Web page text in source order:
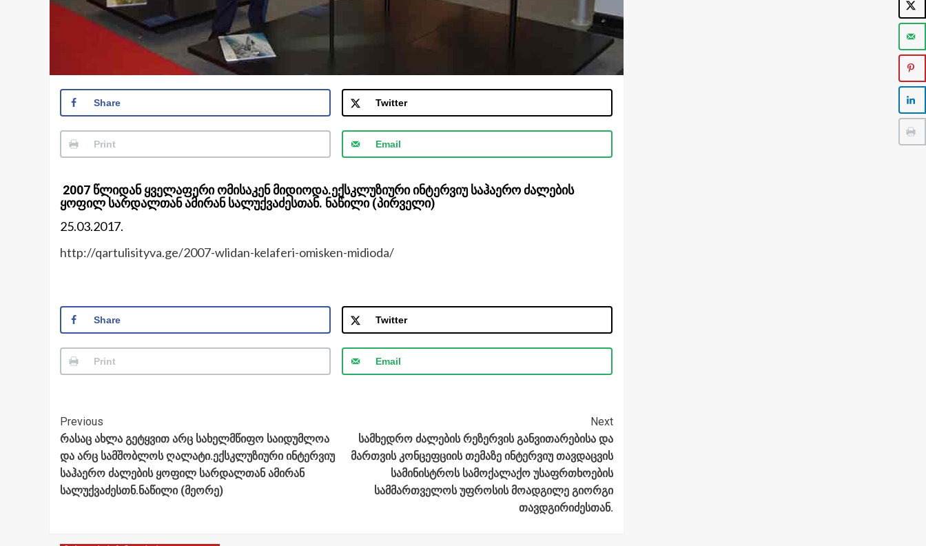
Share Twitter
Print Email
2007 წლიდან ყველაფერი ომისაკენ მიდიოდა.ექსკლუზიური ინტერვიუ საჰაერო ძალების
ყოფილ სარდალთან ამირან სალუქვაძესთან. ნაწილი (პირველი)
25.03.2017.
http://qartulisityva.ge/2007-wlidan-kelaferi-omisken-midioda/
Share Twitter
Print Email
Post
Navigation
Previous
რასაც ახლა გეტყვით არც სახელმწიფო საიდუმლოა
და არც სამშობლოს ღალატი.ექსკლუზიური ინტერვიუ
საჰაერო ძალების ყოფილ სარდალთან ამირან
სალუქვაძესთნ.ნაწილი (მეორე)
Next
სამხედრო ძალების რეზერვის განვითარებისა და
მართვის კონცეფციის თემაზე ინტერვიუ თავდაცვის
სამინისტროს სამოქალაქო უსაფრთხოების
სამმართველოს უფროსის მოადგილე გიორგი
თავდგირიძესთან.